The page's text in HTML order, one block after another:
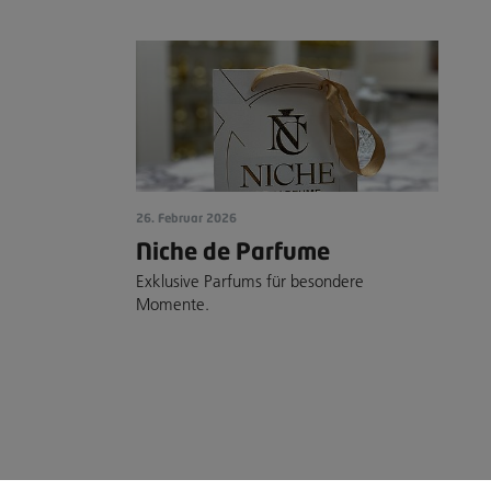
26. Februar 2026
Niche de Parfume
Exklusive Parfums für besondere
Momente.